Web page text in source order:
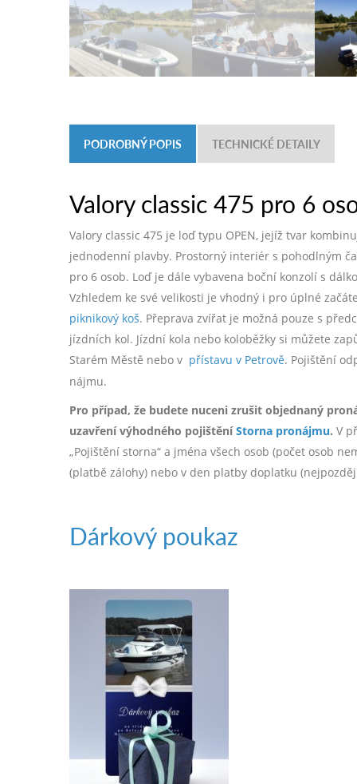
PODROBNÝ POPIS TECHNICKÉ DETAILY
Valory classic 475 pro 6
Valory classic 475 je loď typu OPEN, jejíž tvar
jednodenní plavby. Prostorný interiér s pohodlným
pro 6 osob. Loď je dále vybavena boční konzolí s
Vzhledem ke své velikosti je vhodný i pro úplné
piknikový koš. Přeprava zvířat je možná pouze s
jízdních kol. Jízdní kola nebo koloběžky si můžete
Starém Městě nebo v přístavu v Petrově. Pojištění
nájmu.
Pro případ, že budete nuceni zrušit objednaný
uzavření výhodného pojištěníStorna pronájmu. V
„Pojištění storna“ a jména všech osob (počet osob
(platbě zálohy) nebo v den platby doplatku
Dárkový poukaz